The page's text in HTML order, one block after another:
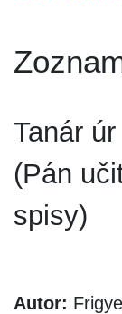
Tanár
(Pán
spisy)
Autor: